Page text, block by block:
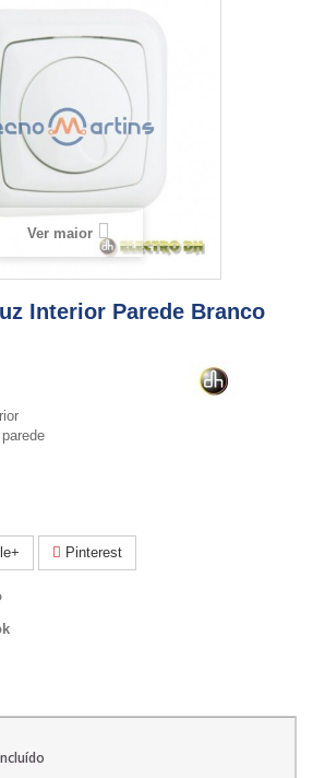
Ver maior
Interior Parede Branco
Pinterest